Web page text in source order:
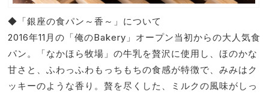
◆「銀座の食パン～香～」について
2016年11月の「俺のBakery」オープン当初からの大人気食
パン。「なかほら牧場」の牛乳を贅沢に使用し、ほのかな
甘さと、ふわっふわもっちもちの食感が特徴で、みみはク
ッキーのような香り。贅を尽くした、ミルクの風味がしっ